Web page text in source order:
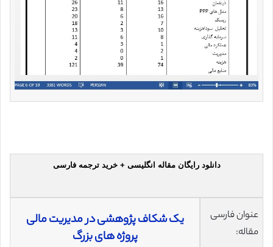
دانلود رایگان مقاله انگلیسی + خرید ترجمه فارسی
عنوان فارسی
مقاله:
یک شکاف پژوهشی در مدیریت مالی
پروژه های بزرگ